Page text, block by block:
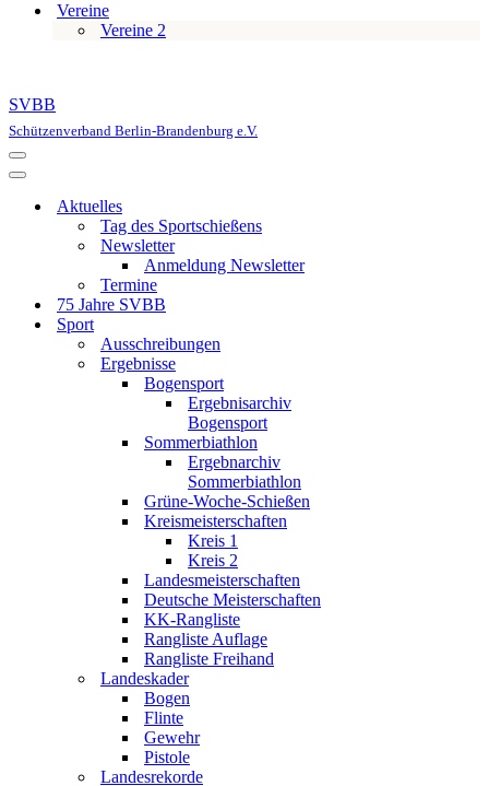
Vereine
Vereine 2
SVBB
Schützenverband Berlin-Brandenburg e.V.
Navigationsmenü
Navigationsmenü
Aktuelles
Tag des Sportschießens
Newsletter
Anmeldung Newsletter
Termine
75 Jahre SVBB
Sport
Ausschreibungen
Ergebnisse
Bogensport
Ergebnisarchiv
Bogensport
Sommerbiathlon
Ergebnarchiv
Sommerbiathlon
Grüne-Woche-Schießen
Kreismeisterschaften
Kreis 1
Kreis 2
Landesmeisterschaften
Deutsche Meisterschaften
KK-Rangliste
Rangliste Auflage
Rangliste Freihand
Landeskader
Bogen
Flinte
Gewehr
Pistole
Landesrekorde